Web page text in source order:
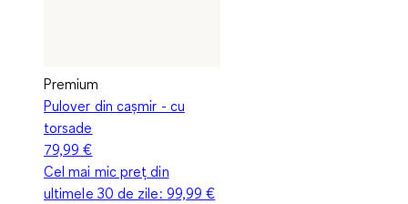
Premium
Pulover din cașmir - cu
torsade
79,99 €
Cel mai mic preț din
ultimele 30 de zile: 99,99 €